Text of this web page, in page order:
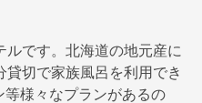
です。北海道の地元産に
切で家族風呂を利用でき
様々なプランがあるの